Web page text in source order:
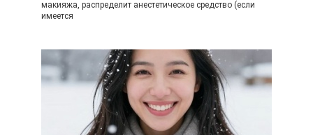
макияжа, распределит анестетическое средство (если
имеется